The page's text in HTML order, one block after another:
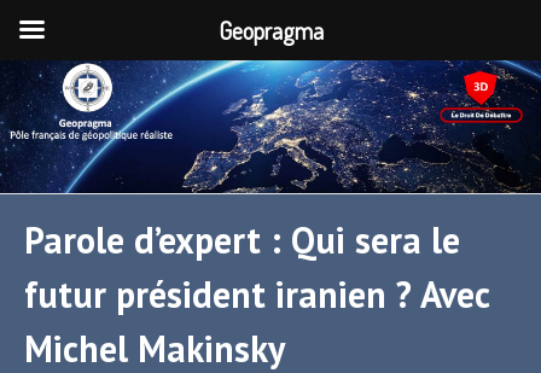
Parole d’expert : Qui sera le
futur président iranien ? Avec
Michel Makinsky
Geopragma